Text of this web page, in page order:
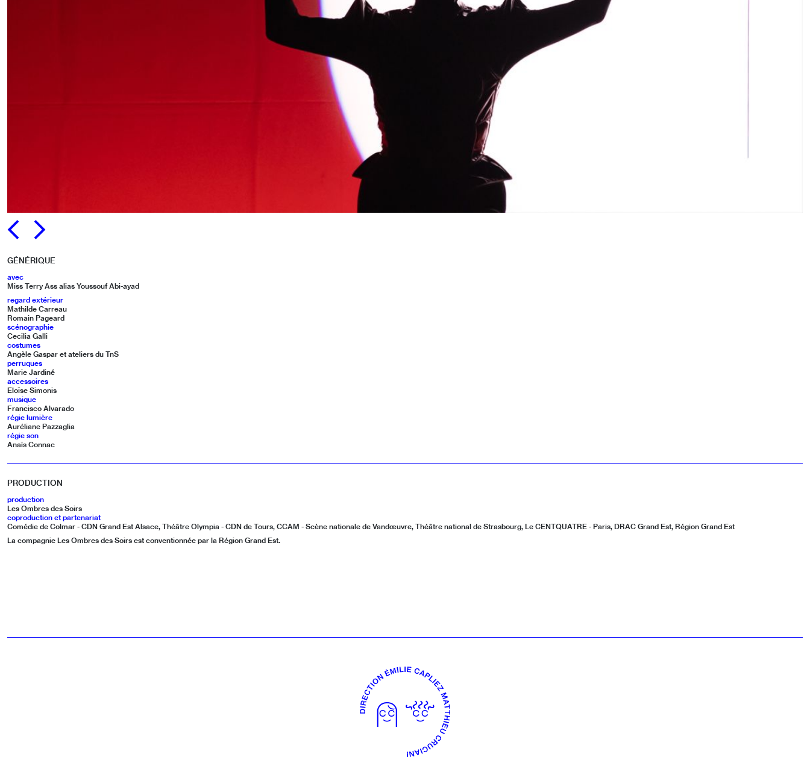
GÉNÉRIQUE
avec
Miss Terry Ass alias Youssouf Abi-ayad
regard extérieur
Mathilde Carreau
Romain Pageard
scénographie
Cecilia Galli
costumes
Angèle Gaspar et ateliers du TnS
perruques
Marie Jardiné
accessoires
Eloïse Simonis
musique
Francisco Alvarado
régie lumière
Auréliane Pazzaglia
régie son
Anaïs Connac
PRODUCTION
production
Les Ombres des Soirs
coproduction et partenariat
Comédie de Colmar - CDN Grand Est Alsace, Théâtre Olympia - CDN de Tours, CCAM - Scène nationale de Vandœuvre, Théâtre national de Strasbourg, Le CENTQUATRE - Paris, DRAC Grand Est, Région Grand Est
La compagnie Les Ombres des Soirs est conventionnée par la Région Grand Est.